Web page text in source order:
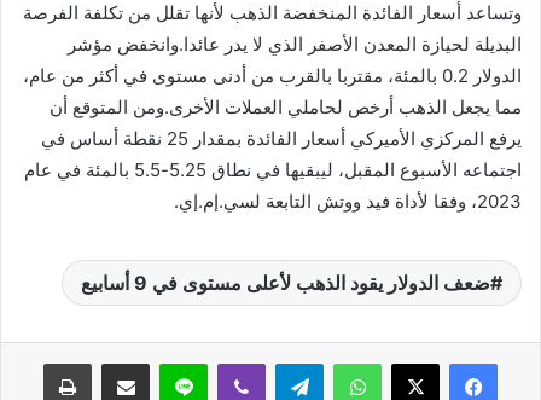
ر
و
ن
ي
ا
وتساعد أسعار الفائدة المنخفضة الذهب لأنها تقلل من تكلفة الفرصة
البديلة لحيازة المعدن الأصفر الذي لا يدر عائدا.وانخفض مؤشر
الدولار 0.2 بالمئة، مقتربا بالقرب من أدنى مستوى في أكثر من عام،
مما يجعل الذهب أرخص لحاملي العملات الأخرى.ومن المتوقع أن
يرفع المركزي الأميركي أسعار الفائدة بمقدار 25 نقطة أساس في
اجتماعه الأسبوع المقبل، ليبقيها في نطاق 5.25-5.5 بالمئة في عام
2023، وفقا لأداة فيد ووتش التابعة لسي.إم.إي.
ضعف الدولار يقود الذهب لأعلى مستوى في 9 أسابيع
واتساب لاين